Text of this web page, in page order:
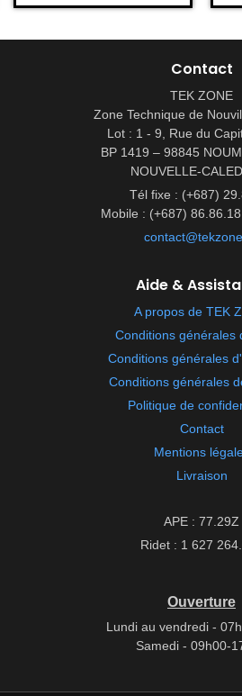
Contact
TEK ZONE
Zone Technique de
Lot : 1 - 9, Rue du
BP 1419 – 98845
NOUVELLE-
Tél fixe : (+687)
Mobile : (+687)
Aide &
A propos de TEK
Conditions générales
Conditions générales
Conditions générales
Politique de
Contact
Mentions
Livraison
APE : 77.29Z
Ridet : 1 627
Ouverture
Lundi au vendredi -
Samedi - 09h00-